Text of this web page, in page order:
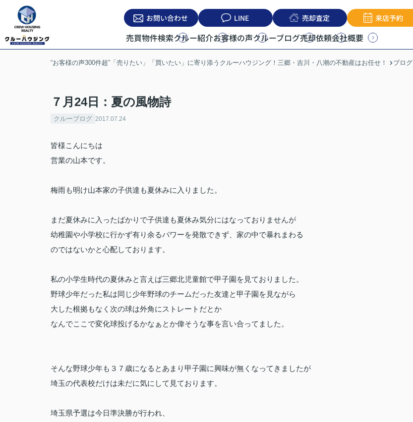
お問い合わせ LINE 売却査定 来店予約
売買物件検索クルー紹介お客様の声クルーブログ売却依頼会社概要
“お客様の声300件超”「売りたい」「買いたい」に寄り添うクルーハウジング！三郷・吉川・八潮の不動産はお任せ！ ブログ
７月24日：夏の風物詩
クルーブログ 2017.07.24
皆様こんにちは
営業の山本です。
梅雨も明け山本家の子供達も夏休みに入りました。
まだ夏休みに入ったばかりで子供達も夏休み気分にはなっておりませんが
幼稚園や小学校に行かず有り余るパワーを発散できず、家の中で暴れまわる
のではないかと心配しております。
私の小学生時代の夏休みと言えば三郷北児童館で甲子園を見ておりました。
野球少年だった私は同じ少年野球のチームだった友達と甲子園を見ながら
大した根拠もなく次の球は外角にストレートだとか
なんでここで変化球投げるかなぁとか偉そうな事を言い合ってました。
そんな野球少年も３７歳になるとあまり甲子園に興味が無くなってきましたが
埼玉の代表校だけは未だに気にして見ております。
埼玉県予選は今日準決勝が行われ、